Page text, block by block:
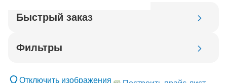
Быстрый заказ
Фильтры
Отключить изображения